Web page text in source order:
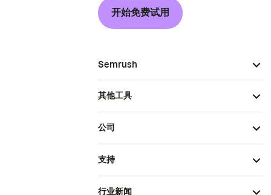
开始免费试用
Semrush
其他工具
公司
支持
行业新闻